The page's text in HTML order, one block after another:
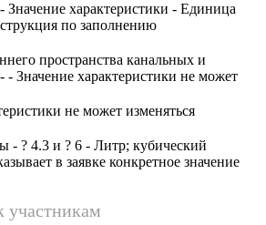
характеристики - Единица
по заполнению
пространства канальных и
Значение характеристики не может
не может изменяться
- ? 4.3 и ? 6 - Литр; кубический
в заявке конкретное значение
участникам